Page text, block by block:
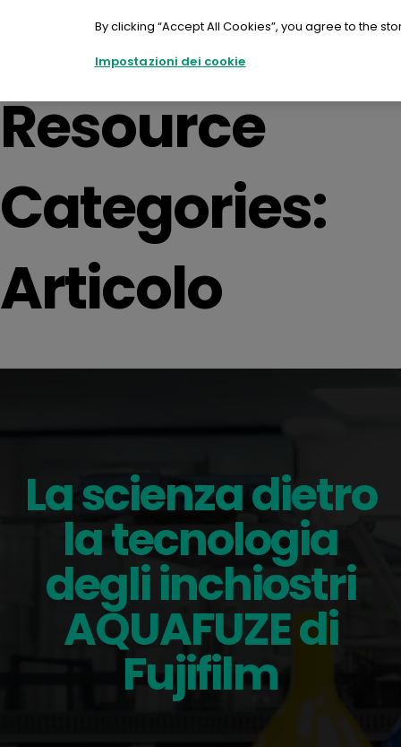
Resource
Categories:
Articolo
La scienza dietro
la tecnologia
degli inchiostri
AQUAFUZE di
Fujifilm
By clicking “Accept All Cookies”, you agree to the
Impostazioni dei cookie